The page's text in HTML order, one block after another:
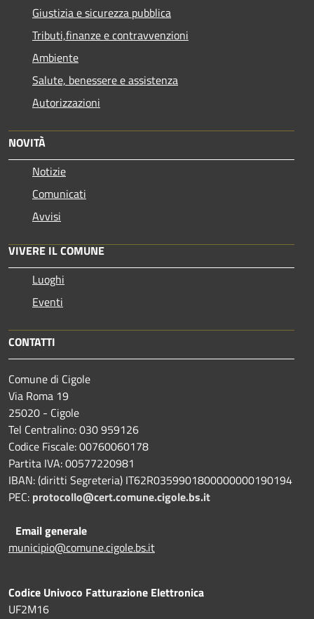
Giustizia e sicurezza pubblica
Tributi,finanze e contravvenzioni
Ambiente
Salute, benessere e assistenza
Autorizzazioni
NOVITÀ
Notizie
Comunicati
Avvisi
VIVERE IL COMUNE
Luoghi
Eventi
CONTATTI
Comune di Cigole
Via Roma 19
25020 - Cigole
Tel Centralino: 030 959126
Codice Fiscale: 00760060178
Partita IVA: 00577220981
IBAN: (diritti Segreteria) IT62R0359901800000000190194
PEC: protocollo@cert.comune.cigole.bs.it
Email generale
municipio@comune.cigole.bs.it
Codice Univoco Fatturazione Elettronica
UF2M16